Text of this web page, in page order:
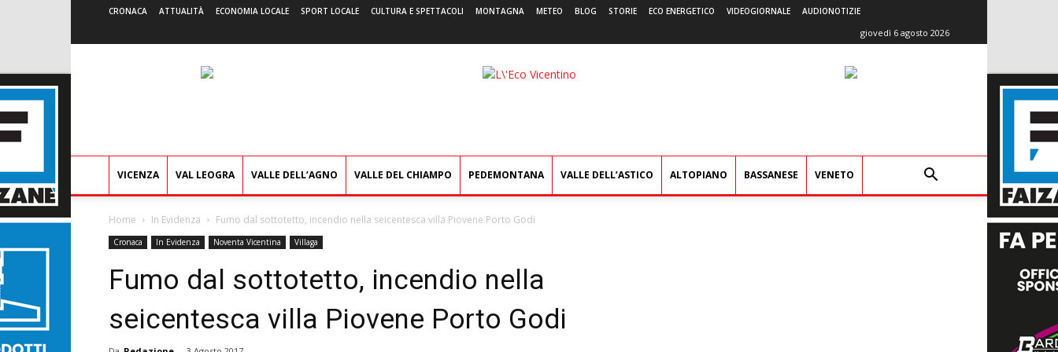
CRONACA ATTUALITÀ ECONOMIA LOCALE SPORT LOCALE CULTURA E SPETTACOLI MONTAGNA METEO BLOG STORIE ECO ENERGETICO VIDEOGIORNALE AUDIONOTIZIE
giovedì 6 agosto 2026
L'Eco
VICENZA VAL LEOGRA VALLE DELL’AGNO VALLE DEL CHIAMPO PEDEMONTANA VALLE DELL’ASTICO ALTOPIANO BASSANESE VENETO
Home In Evidenza Fumo dal sottotetto, incendio nella seicentesca villa Piovene Porto Godi
Cronaca In Evidenza Noventa Vicentina Villaga
Fumo dal sottotetto, incendio nella
seicentesca villa Piovene Porto Godi